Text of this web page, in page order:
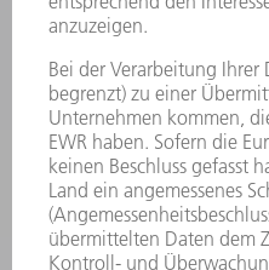
MASCHINEN & SYSTEME
LEISTUNGSELEKTRONIK
ELEKTROWERKZEUGE
SMART FACTORY
SOFTWARE
SERVICES
ANWENDUNGEN
BRANCHEN
UNTERNEHMEN
KARRIERE